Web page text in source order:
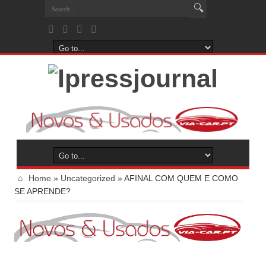
Home » Uncategorized »AFINAL COM QUEM E COMO
SE APRENDE?